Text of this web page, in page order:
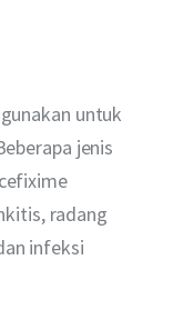
untuk
jenis
radang
infeksi